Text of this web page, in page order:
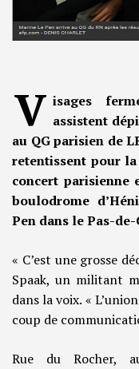
V isages
assistent
au QG parisien de
retentissent pour
concert parisienne
boulodrome
Pen dans le Pas-
« C’est une grosse
Spaak, un militant
dans la voix. «
coup de
Rue du Rocher,